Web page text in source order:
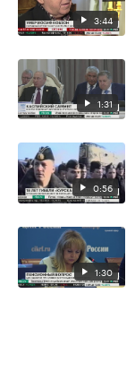
3:44
1:31
0:56
1:30